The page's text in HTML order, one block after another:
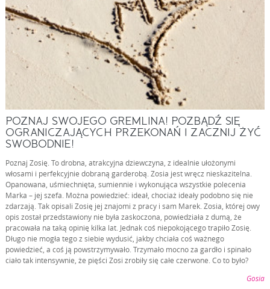
POZNAJ SWOJEGO GREMLINA! POZBĄDŹ SIĘ
OGRANICZAJĄCYCH PRZEKONAŃ I ZACZNIJ ŻYĆ
SWOBODNIE!
Poznaj Zosię. To drobna, atrakcyjna dziewczyna, z idealnie ułożonymi
włosami i perfekcyjnie dobraną garderobą. Zosia jest wręcz nieskazitelna.
Opanowana, uśmiechnięta, sumiennie i wykonująca wszystkie polecenia
Marka – jej szefa. Można powiedzieć: ideał, chociaż ideały podobno się nie
zdarzają. Tak opisali Zosię jej znajomi z pracy i sam Marek. Zosia, której owy
opis został przedstawiony nie była zaskoczona, powiedziała z dumą, że
pracowała na taką opinię kilka lat. Jednak coś niepokojącego trapiło Zosię.
Długo nie mogła tego z siebie wydusić, jakby chciała coś ważnego
powiedzieć, a coś ją powstrzymywało. Trzymało mocno za gardło i spinało
ciało tak intensywnie, że pięści Zosi zrobiły się całe czerwone. Co to było?
Gosia